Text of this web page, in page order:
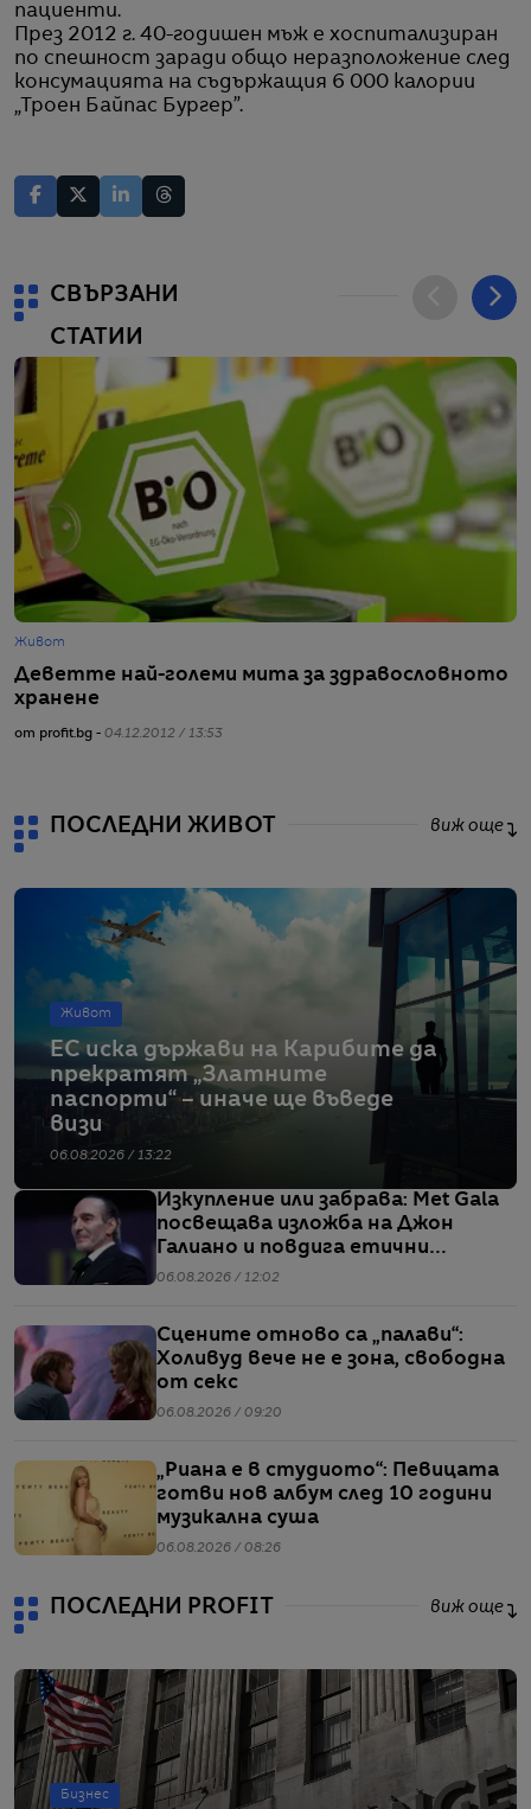
пациенти.
През 2012 г. 40-годишен мъж е хоспитализиран
по спешност заради общо неразположение след
консумацията на съдържащия 6 000 калории
„Троен Байпас Бургер”.
СВЪРЗАНИ
СТАТИИ
Живот
Деветте най-големи мита за здравословното
хранене
от profit.bg - 04.12.2012 / 13:53
ПОСЛЕДНИ ЖИВОТ виж още
Живот
ЕС иска държави на Карибите да
прекратят „Златните
паспорти“ – иначе ще въведе
визи
06.08.2026 / 13:22
Изкупление или забрава: Met Gala
посвещава изложба на Джон
Галиано и повдига етични
въпроси
06.08.2026 / 12:02
Сцените отново са „палави“:
Холивуд вече не е зона, свободна
от секс
06.08.2026 / 09:20
„Риана е в студиото“: Певицата
готви нов албум след 10 години
музикална суша
06.08.2026 / 08:26
ПОСЛЕДНИ PROFIT виж още
Бизнес